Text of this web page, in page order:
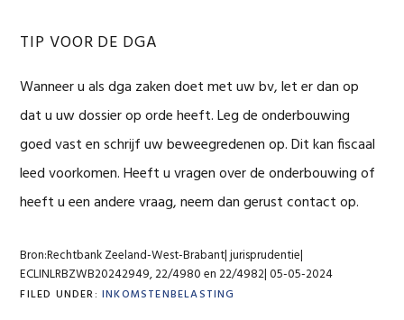
TIP VOOR DE DGA
Wanneer u als dga zaken doet met uw bv, let er dan op
dat u uw dossier op orde heeft. Leg de onderbouwing
goed vast en schrijf uw beweegredenen op. Dit kan fiscaal
leed voorkomen. Heeft u vragen over de onderbouwing of
heeft u een andere vraag, neem dan gerust contact op.
Bron:Rechtbank Zeeland-West-Brabant| jurisprudentie|
ECLINLRBZWB20242949, 22/4980 en 22/4982| 05-05-2024
FILED UNDER: INKOMSTENBELASTING